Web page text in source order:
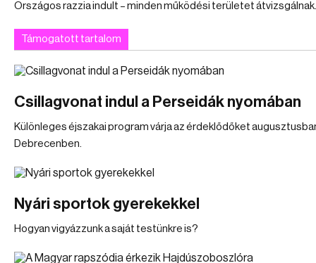
Országos razzia indult – minden működési területet átvizsgálnak.
Támogatott tartalom
Csillagvonat indul a Perseidák nyomában
Különleges éjszakai program várja az érdeklődőket
Debrecenben.
Nyári sportok gyerekekkel
Hogyan vigyázzunk a saját testünkre is?